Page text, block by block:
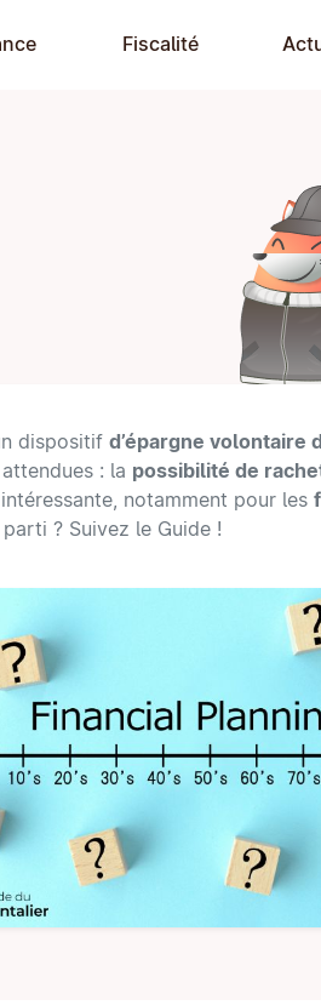
Fiscalité
dispositif d’épargne volontaire
: la possibilité de
notamment pour les
? Suivez le Guide !